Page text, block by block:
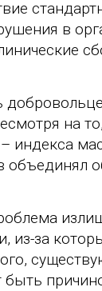
в
на
индекса
объединял
из-за